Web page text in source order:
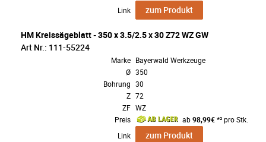
Link
zum Produkt
HM Kreissägeblatt - 350 x 3.5/2.5 x 30 Z72 WZ GW
Art Nr.: 111-55224
Marke Bayerwald Werkzeuge
Ø 350
Bohrung 30
Z 72
ZF WZ
Preis
ab98,99€*² pro Stk.
Link
zum Produkt